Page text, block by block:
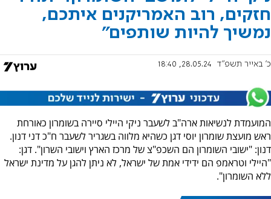
חזקים, רוב האמריקנים איתכם,
נמשיך להיות שותפים"
כ' באייר תשפ"ד 28.05.24, 18:40
המועמדת לנשיאות ארה"ב לשעבר ניקי היילי סיירה בשומרון כאורחת
ראש מועצת שומרון יוסי דגן כשהיא מלווה בשגריר לשעבר ח"כ דני דנון.
דנון: "ישובי השומרון הם השכפ"צ של מרכז הארץ וישובי השרון". דגן:
"היילי וטראמפ הם ידידי אמת של ישראל, לא ניתן להגן על מדינת ישראל
ללא השומרון".